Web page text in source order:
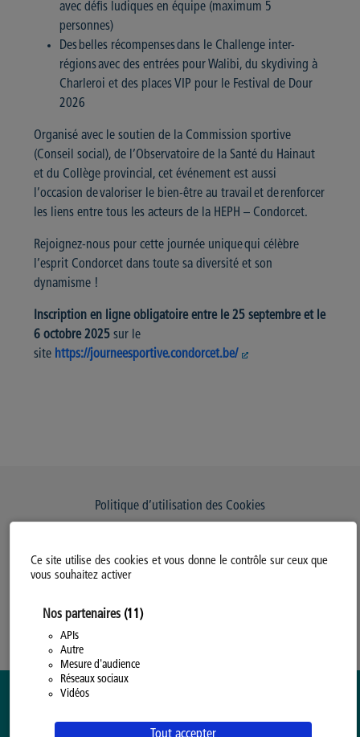
Ce site utilise des cookies et vous donne le contrôle sur ceux que
vous souhaitez activer
Nos partenaires (11)
APIs
Autre
Mesure d'audience
Réseaux sociaux
Vidéos
avec défis ludiques en équipe (maximum 5
personnes)
Des belles récompenses dans le Challenge inter-
régions avec des entrées pour Walibi, du skydiving à
Charleroi et des places VIP pour le Festival de Dour
2026
Organisé avec le soutien de la Commission sportive
(Conseil social), de l’Observatoire de la Santé du Hainaut
et du Collège provincial, cet événement est aussi
l’occasion de valoriser le bien-être au travail et de renforcer
les liens entre tous les acteurs de la HEPH – Condorcet.
Rejoignez-nous pour cette journée unique qui célèbre
l’esprit Condorcet dans toute sa diversité et son
dynamisme !
Inscription en ligne obligatoire entre le 25 septembre et le
6 octobre 2025 sur le
site https://journeesportive.condorcet.be/
Politique d’utilisation des Cookies
Politique Générale de Confidentialité